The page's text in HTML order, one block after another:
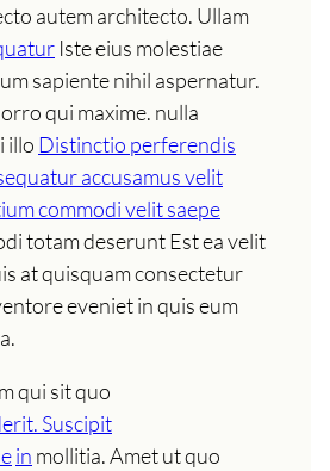
autem architecto. Ullam
Iste eius molestiae
sapiente nihil aspernatur.
qui maxime. nulla
illo Distinctio perferendis
accusamus velit
commodi velit saepe
totam deserunt Est ea velit
at quisquam consectetur
eveniet in quis eum
qui sit quo
Suscipit
in mollitia. Amet ut quo